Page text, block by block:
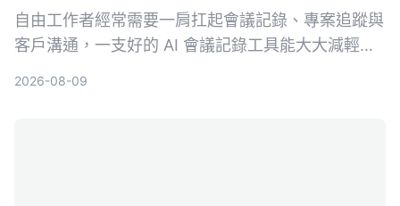
自由工作者經常需要一肩扛起會議記錄、專案追蹤與
客戶溝通，一支好的 AI 會議記錄工具能大大減輕負
2026-08-09